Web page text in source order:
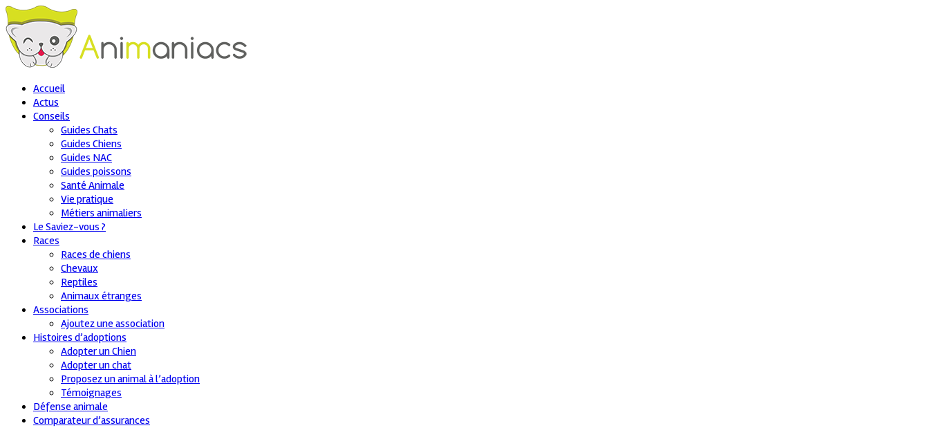
Accueil
Actus
Conseils
Guides Chats
Guides Chiens
Guides NAC
Guides poissons
Santé Animale
Vie pratique
Métiers animaliers
Le Saviez-vous ?
Races
Races de chiens
Chevaux
Reptiles
Animaux étranges
Associations
Ajoutez une association
Histoires d’adoptions
Adopter un Chien
Adopter un chat
Proposez un animal à l’adoption
Témoignages
Défense animale
Comparateur d’assurances